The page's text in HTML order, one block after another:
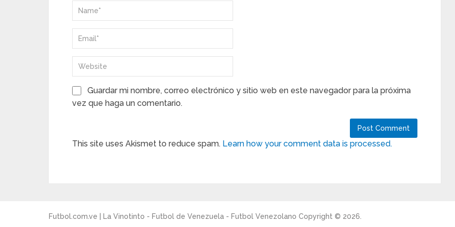
Guardar mi nombre, correo electrónico y sitio web en este navegador para la próxima
vez que haga un comentario.
This site uses Akismet to reduce spam. Learn how your comment data is processed.
Futbol.com.ve | La Vinotinto - Futbol de Venezuela - Futbol Venezolano Copyright © 2026.